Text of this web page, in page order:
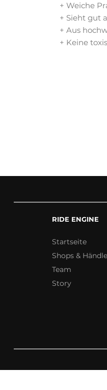
+ Weiche
+ Sieht gut
+ Aus
+ Keine
RIDE ENGINE
Startseite
Shops &
Team
Story